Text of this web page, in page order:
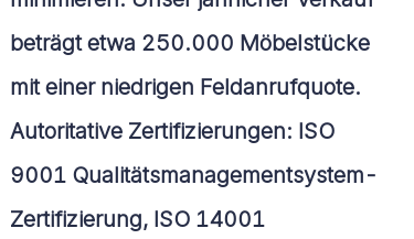
beträgt etwa 250.000 Möbelstücke
mit einer niedrigen Feldanrufquote.
Autoritative Zertifizierungen: ISO
9001 Qualitätsmanagementsystem-
Zertifizierung, ISO 14001